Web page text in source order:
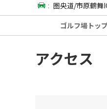
: 圏央道/市原鶴舞
ゴルフ場 トッ
アクセス